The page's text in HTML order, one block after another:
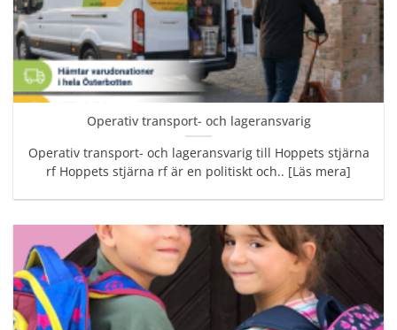
Operativ transport- och lageransvarig
Operativ transport- och lageransvarig till Hoppets stjärna
rf Hoppets stjärna rf är en politiskt och.. [Läs mera]